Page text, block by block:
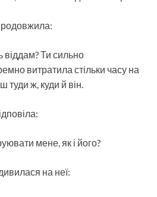
Ти сильно
витратила стільки часу на
туди ж, куди й він.
мене, як і його?
на неї: